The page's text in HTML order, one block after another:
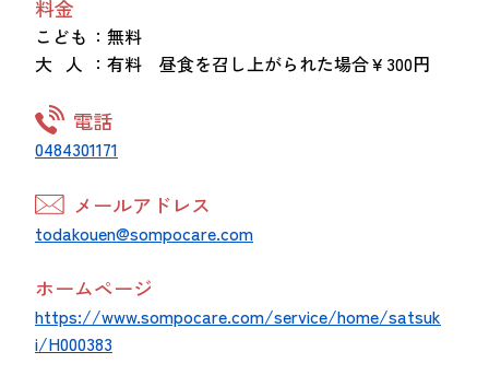
料金
こども ：無料
大 人 ：有料 昼食を召し上がられた場合￥300円
電話
0484301171
メールアドレス
todakouen@sompocare.com
ホームページ
https://www.sompocare.com/service/home/satsuk
i/H000383